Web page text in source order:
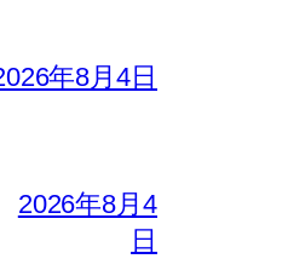
年8月4日
2026年8月4
日